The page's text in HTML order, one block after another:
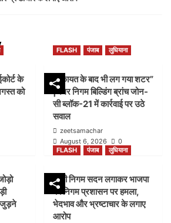
आया सामने” | ब्लॉक-37 में 2000 गज की कथित
का प्रस्ताव हाईकोर्ट के रिकॉर्ड पर लिया गया, 7
सुनवाई: गौरव भट्टी
बाद भी लग गया शटर” |नगर निगम बिल्डिंग ब्रांच
21 में कार्रवाई पर उठे सवाल
के
को
FLASH पंजाब लुधियाना
शिकायत के बाद भी लग गया शटर”
|नगर निगम बिल्डिंग ब्रांच जोन-
सी ब्लॉक-21 में कार्रवाई पर उठे
सवाल
zeetsamachar
August 6, 2026
0
जुड़ने
FLASH पंजाब लुधियाना
डम्मी निगम सदन लगाकर भाजपा
का निगम प्रशासन पर हमला,
भेदभाव और भ्रष्टाचार के लगाए
आरोप